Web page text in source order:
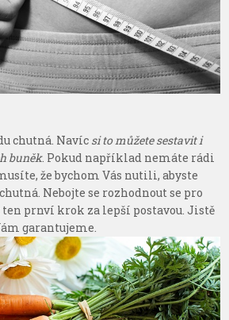
chutná. Navíc si to můžete sestavit i
buněk. Pokud například nemáte rádi
že bychom Vás nutili, abyste
Nebojte se rozhodnout se pro
ten prnví krok za lepší postavou. Jistě
garantujeme.